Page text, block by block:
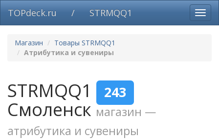
TOPdeck.ru / STRMQQ1
Магазин
Товары STRMQQ1
Атрибутика и сувениры
STRMQQ1 243
Смоленск магазин —
атрибутика и сувениры